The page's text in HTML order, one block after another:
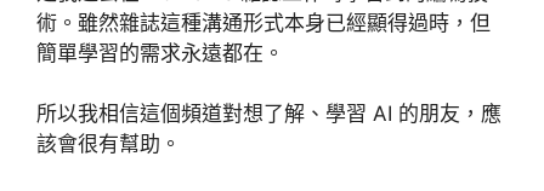
術。雖然雜誌這種溝通形式本身已經顯得過時，但
簡單學習的需求永遠都在。
所以我相信這個頻道對想了解、學習 AI 的朋友，應
該會很有幫助。